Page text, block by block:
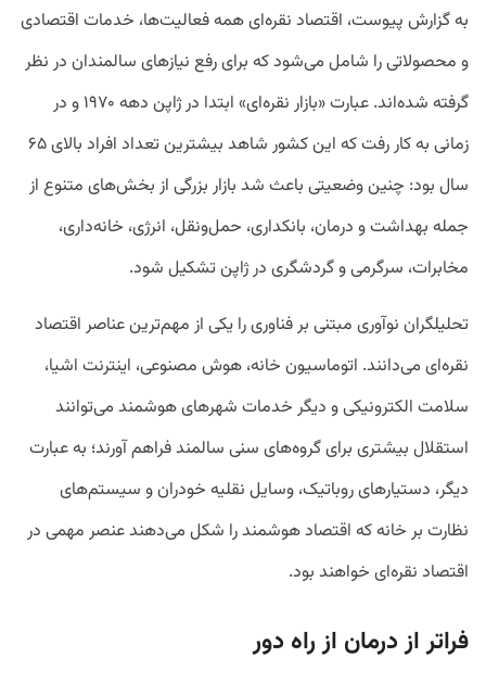
به گزارش پیوست، اقتصاد نقره‌ای همه فعالیت‌ها، خدمات اقتصادی
و محصولاتی را شامل می‌شود که برای رفع نیازهای سالمندان در نظر
گرفته شده‌اند. عبارت «بازار نقره‌ای» ابتدا در ژاپن دهه ۱۹۷۰ و در
زمانی به کار رفت که این کشور شاهد بیشترین تعداد افراد بالای ۶۵
سال بود: چنین وضعیتی باعث شد بازار بزرگی از بخش‌های متنوع از
جمله بهداشت و درمان، بانکداری، حمل‌ونقل، انرژی، خانه‌داری،
مخابرات، سرگرمی و گردشگری در ژاپن تشکیل شود.
تحلیلگران نوآوری مبتنی بر فناوری را یکی از مهم‌ترین عناصر اقتصاد
نقره‌ای می‌دانند. اتوماسیون خانه، هوش مصنوعی، اینترنت اشیا،
سلامت الکترونیکی و دیگر خدمات شهرهای هوشمند می‌توانند
استقلال بیشتری برای گروه‌های سنی سالمند فراهم آورند؛ به عبارت
دیگر، دستیارهای روباتیک، وسایل نقلیه خودران و سیستم‌های
نظارت بر خانه که اقتصاد هوشمند را شکل می‌دهند عنصر مهمی در
اقتصاد نقره‌ای خواهند بود.
فراتر از درمان از راه دور